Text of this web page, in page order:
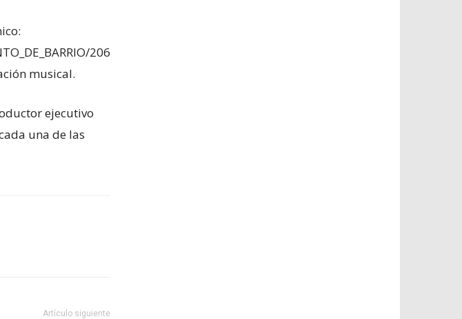
206
musical.
ejecutivo
una de las
Artículo siguiente